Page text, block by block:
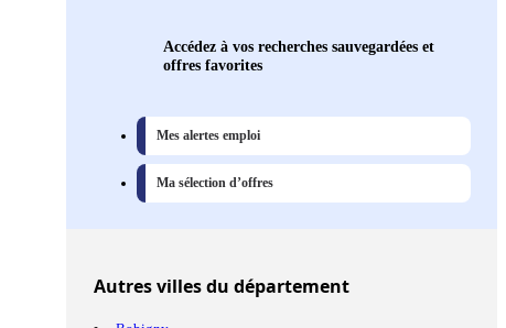
Accédez à vos recherches sauvegardées et
offres favorites
Mes alertes emploi
Ma sélection d’offres
Autresvillesdu département